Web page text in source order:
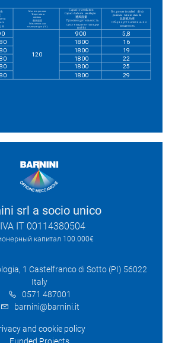
srl a socio unico
IT 00114380504
капитал 100.000€
1 Castelfranco di Sotto (PI) 56022
Italy
0571 487001
barnini@barnini.it
and cookie policy